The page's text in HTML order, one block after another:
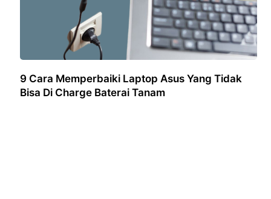
9 Cara Memperbaiki Laptop Asus Yang Tidak
Bisa Di Charge Baterai Tanam